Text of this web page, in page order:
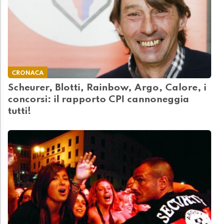
CRONACA
Scheurer, Blotti, Rainbow, Argo, Calore, i
concorsi: il rapporto CPI cannoneggia
tutti!